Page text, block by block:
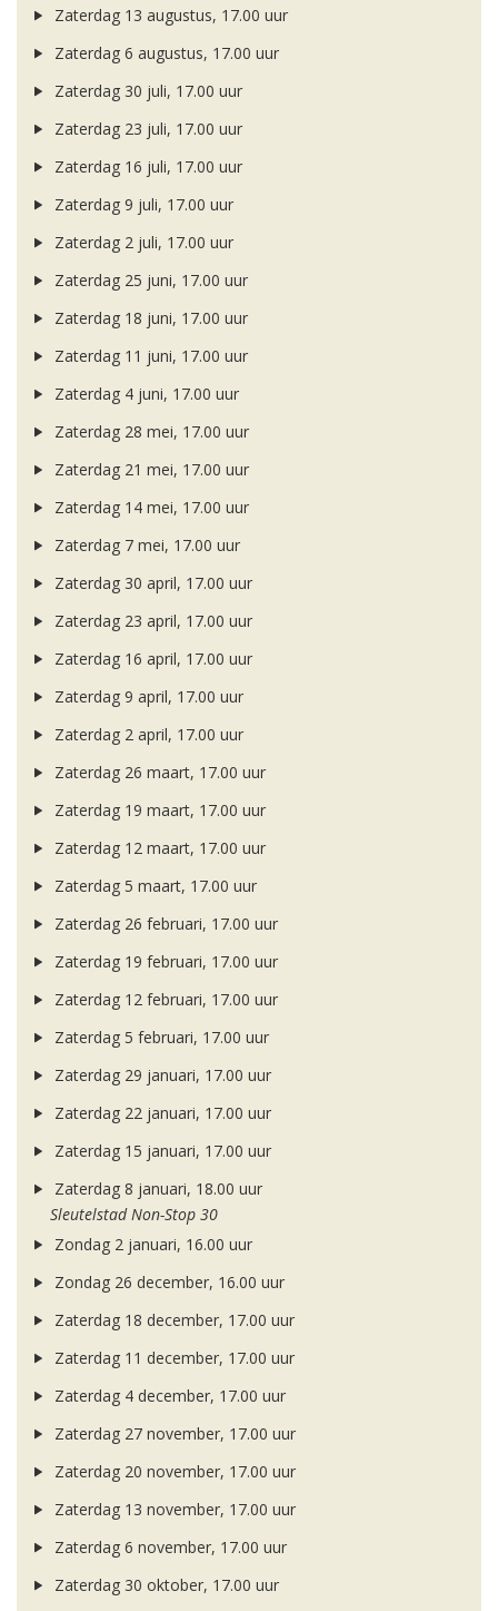
Zaterdag 13 augustus, 17.00 uur
Zaterdag 6 augustus, 17.00 uur
Zaterdag 30 juli, 17.00 uur
Zaterdag 23 juli, 17.00 uur
Zaterdag 16 juli, 17.00 uur
Zaterdag 9 juli, 17.00 uur
Zaterdag 2 juli, 17.00 uur
Zaterdag 25 juni, 17.00 uur
Zaterdag 18 juni, 17.00 uur
Zaterdag 11 juni, 17.00 uur
Zaterdag 4 juni, 17.00 uur
Zaterdag 28 mei, 17.00 uur
Zaterdag 21 mei, 17.00 uur
Zaterdag 14 mei, 17.00 uur
Zaterdag 7 mei, 17.00 uur
Zaterdag 30 april, 17.00 uur
Zaterdag 23 april, 17.00 uur
Zaterdag 16 april, 17.00 uur
Zaterdag 9 april, 17.00 uur
Zaterdag 2 april, 17.00 uur
Zaterdag 26 maart, 17.00 uur
Zaterdag 19 maart, 17.00 uur
Zaterdag 12 maart, 17.00 uur
Zaterdag 5 maart, 17.00 uur
Zaterdag 26 februari, 17.00 uur
Zaterdag 19 februari, 17.00 uur
Zaterdag 12 februari, 17.00 uur
Zaterdag 5 februari, 17.00 uur
Zaterdag 29 januari, 17.00 uur
Zaterdag 22 januari, 17.00 uur
Zaterdag 15 januari, 17.00 uur
Zaterdag 8 januari, 18.00 uur
Sleutelstad Non-Stop 30
Zondag 2 januari, 16.00 uur
Zondag 26 december, 16.00 uur
Zaterdag 18 december, 17.00 uur
Zaterdag 11 december, 17.00 uur
Zaterdag 4 december, 17.00 uur
Zaterdag 27 november, 17.00 uur
Zaterdag 20 november, 17.00 uur
Zaterdag 13 november, 17.00 uur
Zaterdag 6 november, 17.00 uur
Zaterdag 30 oktober, 17.00 uur